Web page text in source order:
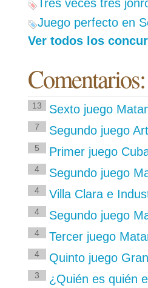
Tres veces tres
Juego perfecto en
Ver todos los
13 Sexto juego
7 Segundo juego
5 Primer juego
4 Segundo juego
4 Villa Clara e
4 Segundo juego
4 Tercer juego
4 Quinto juego
3 ¿Quién es quién